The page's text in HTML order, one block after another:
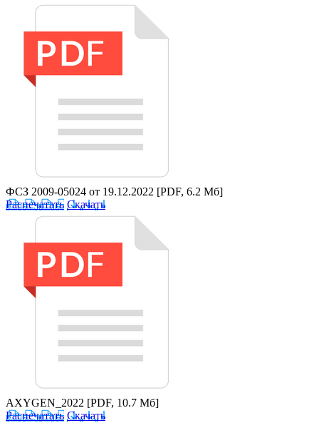
ФСЗ 2009-05024 от 19.12.2022 [PDF, 6.2 Мб]
Распечатать Скачать
AXYGEN_2022 [PDF, 10.7 Мб]
Распечатать Скачать